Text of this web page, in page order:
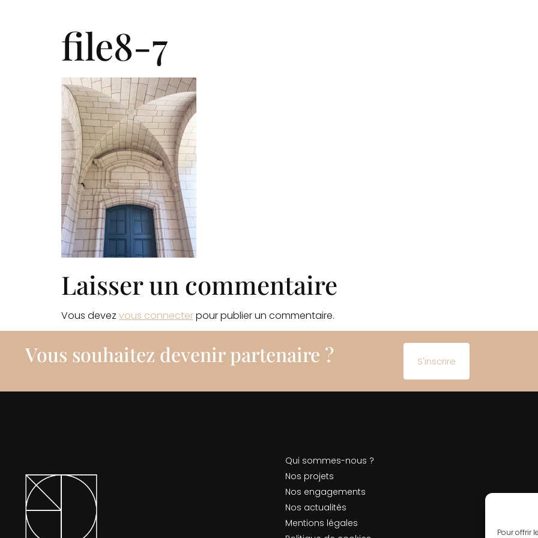
Pour offrir
file8-7
Laisser un commentaire
Vous devez vous connecterpour publier un commentaire.
Vous souhaitez devenir partenaire ? S'inscrire
Qui sommes-nous ?
Nos projets
Nos engagements
Nos actualités
Mentions légales